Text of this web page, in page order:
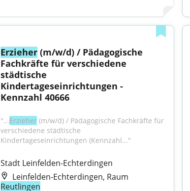
Erzieher (m/w/d) / Pädagogische
Fachkräfte für verschiedene
städtische
Kindertageseinrichtungen -
Kennzahl 40666
"...Erzieher (m/w/d) / Pädagogische Fachkräfte für
verschiedene städtische
Kindertageseinrichtungen (Kennzahl..."
Stadt Leinfelden-Echterdingen
Leinfelden-Echterdingen, Raum
Reutlingen